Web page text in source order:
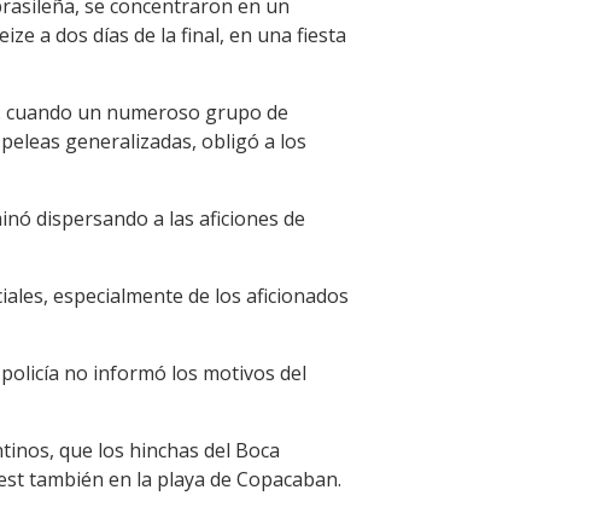
se concentraron en un
a dos días de la final, en una fiesta
cuando un numeroso grupo de
generalizadas, obligó a los
dispersando a las aficiones de
especialmente de los aficionados
no informó los motivos del
que los hinchas del Boca
también en la playa de Copacaban.